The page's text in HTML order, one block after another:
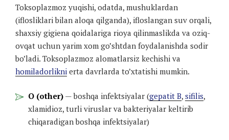
Toksoplazmoz yuqishi, odatda, mushuklardan
(iflosliklari bilan aloqa qilganda), ifloslangan suv orqali,
shaxsiy gigiena qoidalariga rioya qilinmaslikda va oziq-
ovqat uchun yarim xom go’shtdan foydalanishda sodir
bo’ladi. Toksoplazmoz alomatlarsiz kechishi va
homiladorlikni erta davrlarda to’xtatishi mumkin.
O (other) — boshqa infektsiyalar (gepatit B, sifilis,
xlamidioz, turli viruslar va bakteriyalar keltirib
chiqaradigan boshqa infektsiyalar)